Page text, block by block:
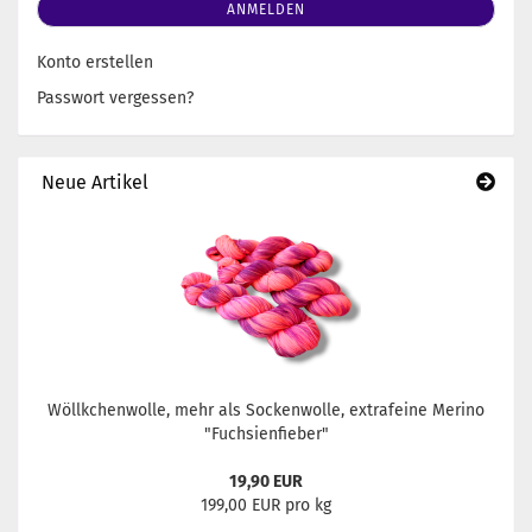
ANMELDEN
Konto erstellen
Passwort vergessen?
Neue Artikel
Wöllkchenwolle, mehr als Sockenwolle, extrafeine Merino
"Fuchsienfieber"
19,90 EUR
199,00 EUR pro kg